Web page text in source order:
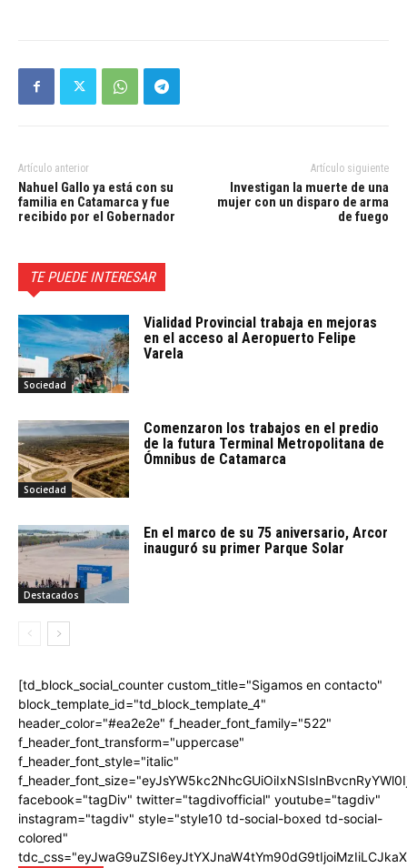
Artículo anterior
Nahuel Gallo ya está con su
familia en Catamarca y fue
recibido por el Gobernador
Artículo siguiente
Investigan la muerte de una
mujer con un disparo de arma
de fuego
TE PUEDE INTERESAR
Sociedad
Vialidad Provincial trabaja en mejoras
en el acceso al Aeropuerto Felipe
Varela
Sociedad
Comenzaron los trabajos en el predio
de la futura Terminal Metropolitana de
Ómnibus de Catamarca
Destacados
En el marco de su 75 aniversario, Arcor
inauguró su primer Parque Solar
[td_block_social_counter custom_title="Sigamos en contacto"
block_template_id="td_block_template_4"
header_color="#ea2e2e" f_header_font_family="522"
f_header_font_transform="uppercase"
f_header_font_style="italic"
facebook="tagDiv" twitter="tagdivofficial" youtube="tagdiv"
instagram="tagdiv" style="style10 td-social-boxed td-social-
colored"